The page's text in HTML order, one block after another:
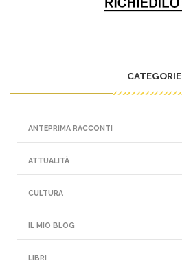
CATEGORIE
ANTEPRIMA RACCONTI
ATTUALITÀ
CULTURA
IL MIO BLOG
LIBRI